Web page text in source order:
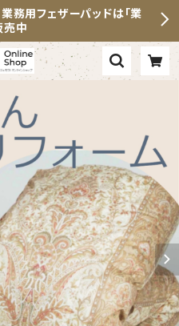
務用フェザーパッドは「業
売中